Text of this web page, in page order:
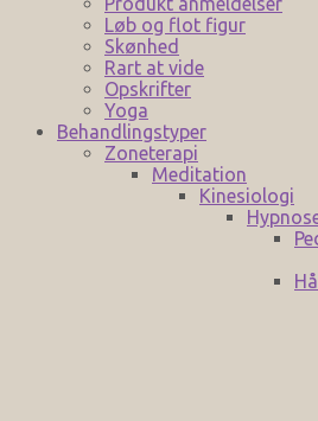
Løb og flot figur
Skønhed
Rart at vide
Opskrifter
Yoga
Behandlingstyper
Zoneterapi
Meditation
Kinesiologi